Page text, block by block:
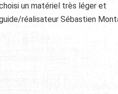
un matériel très léger et
réalisateur Sébastien